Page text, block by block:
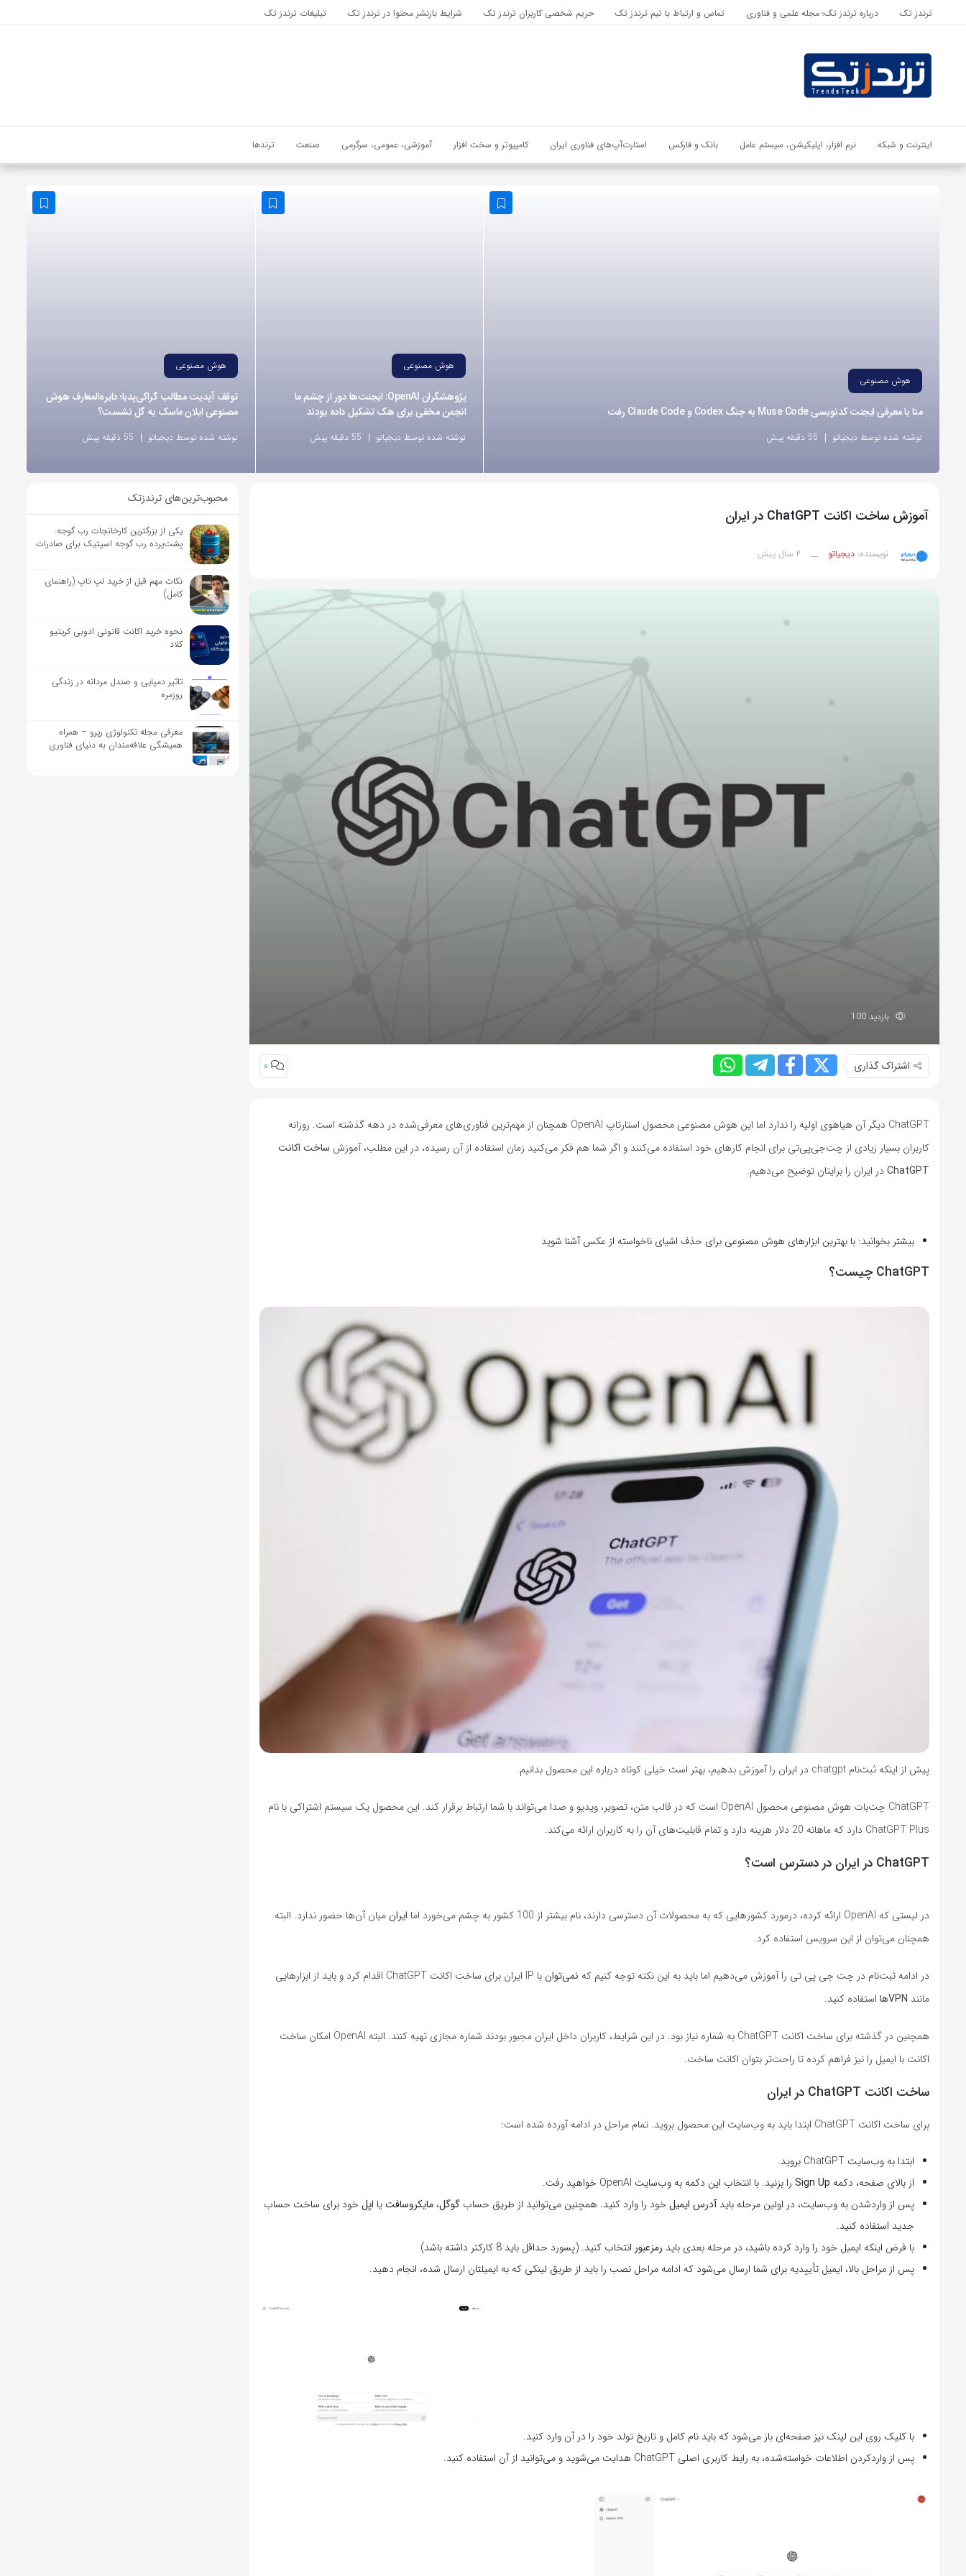
اشتراک گذاری
با استفاده از روش‌های زیر می‌توانید این صفحه را با دوستان خود به
اشتراک بگذارید.
ترندز تک درباره ترندز تک؛ مجله علمی و فناوری تماس و ارتباط با تیم ترندز تک حریم شخصی کاربران ترندز تک شرایط بازنشر محتوا در ترندز تک تبلیغات ترندز تک
اینترنت و شبکه نرم افزار، اپلیکیشن، سیستم عامل بانک و فارکس استارت‌آپ‌های فناوری ایران کامپیوتر و سخت افزار آموزشی، عمومی، سرگرمی صنعت ترندها
هوش مصنوعی
متا با معرفی ایجنت کدنویسی Muse Code به جنگ Codex و Claude Code رفت
نوشته شده توسط دیجیاتو 55 دقیقه پیش
هوش مصنوعی
پژوهشگران OpenAI: ایجنت‌ها دور از چشم ما
انجمن مخفی برای هک تشکیل داده بودند
نوشته شده توسط دیجیاتو 55 دقیقه پیش
هوش مصنوعی
توقف آپدیت مطالب گراکی‌پدیا؛ دایره‌المعارف هوش
مصنوعی ایلان ماسک به گل نشست؟
نوشته شده توسط دیجیاتو 55 دقیقه پیش
آموزش ساخت اکانت ChatGPT در ایران
نویسنده: دیجیاتو __ 2 سال پیش
بازدید 100
اشتراک گذاری 0
ChatGPT دیگر آن هیاهوی اولیه را ندارد اما این هوش مصنوعی محصول استارتاپ OpenAI همچنان از مهم‌ترین فناوری‌های معرفی‌شده در دهه گذشته است. روزانه
کاربران بسیار زیادی از چت‌جی‌پی‌تی برای انجام کارهای خود استفاده می‌کنند و اگر شما هم فکر می‌کنید زمان استفاده از آن رسیده، در این مطلب، آموزش ساخت اکانت
ChatGPT در ایران را برایتان توضیح می‌دهیم.
بیشتر بخوانید: با بهترین ابزارهای هوش مصنوعی برای حذف اشیای ناخواسته از عکس آشنا شوید
ChatGPT چیست؟
پیش از اینکه ثبت‌نام chatgpt در ایران را آموزش بدهیم، بهتر است خیلی کوتاه درباره این محصول بدانیم.
ChatGPT چت‌بات هوش مصنوعی محصول OpenAI است که در قالب متن، تصویر، ویدیو و صدا می‌تواند با شما ارتباط برقرار کند. این محصول یک سیستم اشتراکی با نام
ChatGPT Plus دارد که ماهانه 20 دلار هزینه دارد و تمام قابلیت‌های آن را به کاربران ارائه می‌کند.
ChatGPT در ایران در دسترس است؟
در لیستی که OpenAI ارائه‌ کرده، درمورد کشورهایی که به محصولات آن دسترسی دارند، نام بیشتر از 100 کشور به چشم می‌خورد اما ایرانمیان آن‌ها حضور ندارد. البته
همچنان می‌توان از این سرویس استفاده کرد.
در ادامه ثبت‌نام در چت‌ جی پی تی را آموزش می‌دهیم اما باید به این نکته توجه کنیم که نمی‌توان
با IP ایران برای ساخت اکانت ChatGPT اقدام کرد و باید از ابزارهایی
مانند VPNها استفاده کنید.
همچنین در گذشته برای ساخت اکانت ChatGPT به شماره نیاز بود. در این شرایط، کاربران داخل ایران مجبور بودند شماره مجازی تهیه کنند. البته OpenAI امکان ساخت
اکانت با ایمیل را نیز فراهم کرده تا راحت‌تر بتوان اکانت ساخت.
ساخت اکانت ChatGPT در ایران
برای ساخت اکانت ChatGPT ابتدا باید به‌ وب‌سایت این محصول بروید. تمام مراحل در ادامه آورده شده است:
ابتدا به وب‌سایت ChatGPT بروید.
از بالای صفحه، دکمه Sign Up را بزنید. با انتخاب این دکمه به وب‌سایت OpenAI خواهید رفت.
پس از واردشدن به وب‌سایت، در اولین مرحله بایدآدرس ایمیل خود را وارد کنید. همچنین می‌توانید از طریق حساب گوگل، مایکروسافتیا اپل خود برای ساخت حساب
جدید استفاده کنید.
با فرض اینکه ایمیل خود را وارد کرده باشید، در مرحله بعدی باید رمزعبور انتخاب کنید. (پسورد حداقل باید 8 کارکتر داشته باشد)
پس از مراحل بالا، ایمیل تأییدیه برای شما ارسال می‌شود که ادامه مراحل نصب را باید از طریق لینکی که به ایمیلتان ارسال‌ شده، انجام دهید.
با کلیک روی این لینک نیز صفحه‌ای باز می‌شود که باید نام کامل و تاریخ تولد خود را در آن وارد کنید.
پس از واردکردن اطلاعات خواسته‌شده، به رابط کاربری اصلی ChatGPT هدایت می‌شوید و می‌توانید از آن استفاده کنید.
محبوب‌ترین‌های ترندزتک
یکی از بزرگترین کارخانجات رب گوجه:
پشت‌پرده رب گوجه اسپتیک برای صادرات
نکات مهم قبل از خرید لپ تاپ (راهنمای
کامل)
نحوه خرید اکانت قانونی ادوبی کریتیو
کلاد
تاثیر دمپایی و صندل مردانه در زندگی
روزمره
معرفی مجله تکنولوژی رپرو – همراه
همیشگی علاقه‌مندان به دنیای فناوری